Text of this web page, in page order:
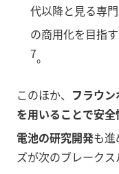
代以降と見る専
の商用化を目指
7。
このほか、 フラウ
を用いることで安
電池の研究開発も進
ズが次のブレークス